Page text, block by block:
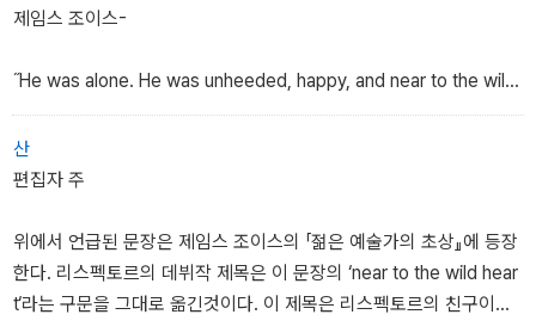
제임스 조이스-
˝He was alone. He was unheeded, happy, and near to the wil
d heart of life.˝
-James Joyce-
산
편집자 주
위에서 언급된 문장은 제임스 조이스의 「젊은 예술가의 초상』에 등장
한다. 리스펙토르의 데뷔작 제목은 이 문장의 ‘near to the wild hear
t‘라는 구문을 그대로 옮긴것이다. 이 제목은 리스펙토르의 친구이